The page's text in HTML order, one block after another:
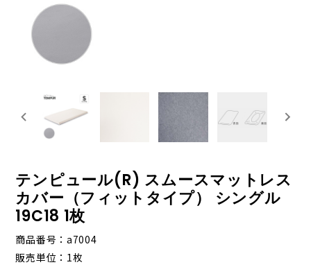
テンピュール(R) スムースマットレス
カバー（フィットタイプ） シングル
19C18 1枚
商品番号
a7004
販売単位
1枚